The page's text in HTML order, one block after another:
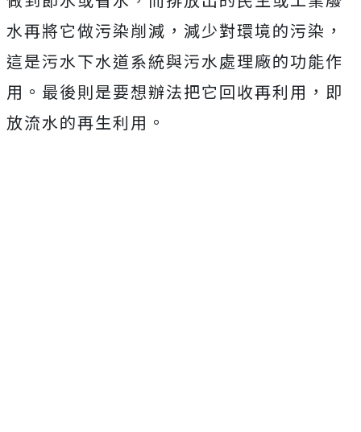
水再將它做污染削減，減少對環境的污染，
這是污水下水道系統與污水處理廠的功能作
用。最後則是要想辦法把它回收再利用，即
放流水的再生利用。